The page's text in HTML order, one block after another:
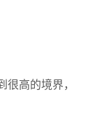
很高的境界，